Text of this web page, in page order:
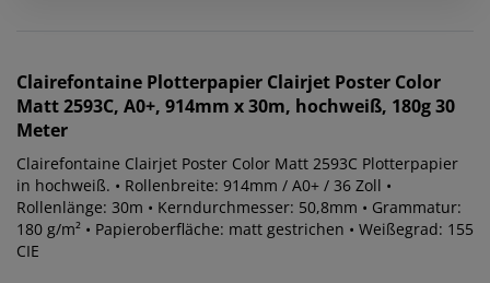
Clairefontaine Plotterpapier Clairjet Poster Color
Matt 2593C, A0+, 914mm x 30m, hochweiß, 180g 30
Meter
Clairefontaine Clairjet Poster Color Matt 2593C Plotterpapier
in hochweiß. • Rollenbreite: 914mm / A0+ / 36 Zoll •
Rollenlänge: 30m • Kerndurchmesser: 50,8mm • Grammatur:
180 g/m² • Papieroberfläche: matt gestrichen • Weißegrad: 155
CIE